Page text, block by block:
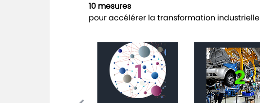
10 mesures
pour accélérer la transformation industrielle